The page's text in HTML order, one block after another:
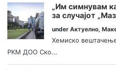
„Им симнувам
за случајот
under Актуелно,
Хемиско
РКМ ДОО Ско...